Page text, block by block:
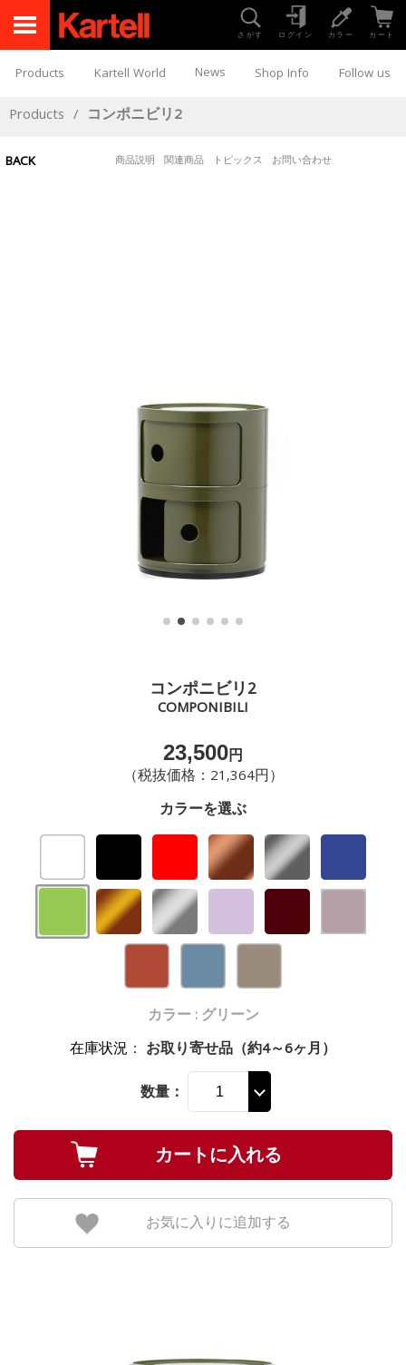
さがす ログイン カラー カート
Products Kartell World News Shop Info Follow us
Products / コンポニビリ2
BACK 商品説明 関連商品 トピックス お問い合わせ
コンポニビリ2
COMPONIBILI
23,500円
（税抜価格：21,364円）
カラーを選ぶ
カラー : グリーン
在庫状況 ： お取り寄せ品（約4～6ヶ月）
数量：
お気に入りに追加する